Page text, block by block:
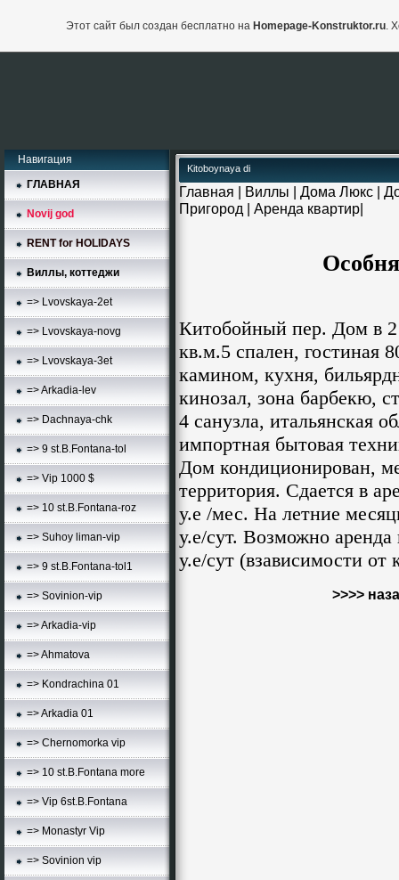
Навигация
ГЛАВНАЯ
Novij god
RENT for HOLIDAYS
Виллы, коттеджи
=> Lvovskaya-2et
=> Lvovskaya-novg
=> Lvovskaya-3et
=> Arkadia-lev
=> Dachnaya-chk
=> 9 st.B.Fontana-tol
=> Vip 1000 $
=> 10 st.B.Fontana-roz
=> Suhoy liman-vip
=> 9 st.B.Fontana-tol1
=> Sovinion-vip
=> Arkadia-vip
=> Ahmatova
=> Kondrachina 01
=> Arkadia 01
=> Chernomorka vip
=> 10 st.B.Fontana more
=> Vip 6st.B.Fontana
=> Monastyr Vip
=> Sovinion vip
Kitoboynaya di
Главная | Виллы | Дома Люкс |
Пригород | Аренда квартир|
Особняк на
Китобойный пер. Дом в
кв.м.5 спален, гостиная
камином, кухня,
кинозал, зона барбекю,
4 санузла, итальянская
импортная бытовая
Дом кондиционирован,
территория. Сдается в
у.е /мес. На летние
у.е/сут. Возможно
у.е/сут (взависимости от
>>>>
Этот сайт был создан бесплатно на Homepage-Konstruktor.ru.